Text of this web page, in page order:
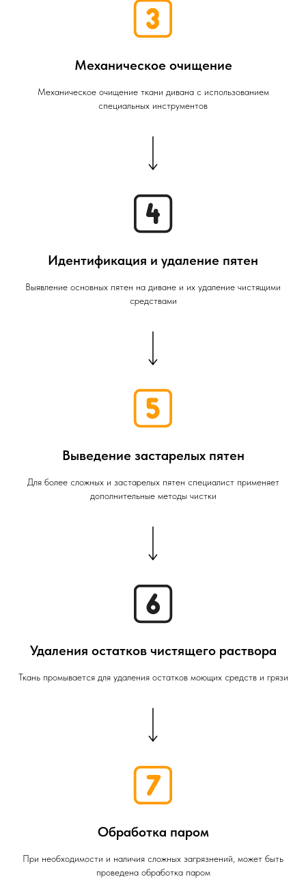
Механическое очищение
Механическое очищение ткани дивана с использованием
специальных инструментов
Идентификация и удаление пятен
Выявление основных пятен на диване и их удаление чистящими
средствами
Выведение застарелых пятен
Для более сложных и застарелых пятен специалист применяет
дополнительные методы чистки
Удаления остатков чистящего раствора
Ткань промывается для удаления остатков моющих средств и грязи
Обработка паром
При необходимости и наличия сложных загрязнений, может быть
проведена обработка паром